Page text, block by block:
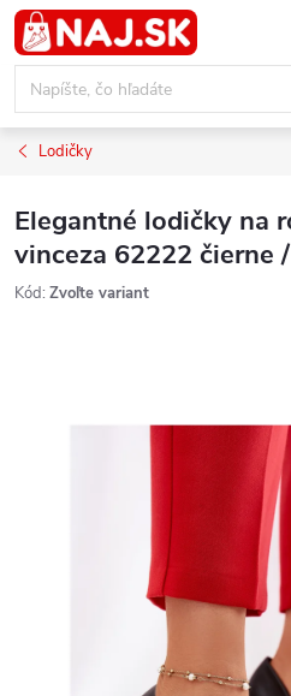
Prejsť
na
obsah
Lodičky
Elegantné lodičky na
vinceza 62222 čierne
Kód: Zvoľte variant